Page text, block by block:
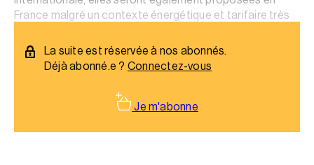
France malgré un contexte énergétique et tarifaire très
La suite est réservée à nos abonnés.
Déjà abonné.e ? Connectez-vous
Je m'abonne